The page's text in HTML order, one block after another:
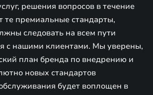
решения вопросов в течение
те премиальные стандарты,
следовать на всем пути
с нашими клиентами. Мы уверены,
план бренда по внедрению и
новых стандартов
будет воплощен в